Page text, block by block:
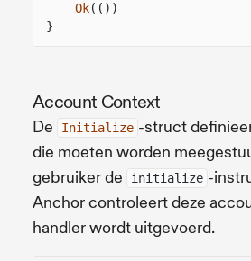
Ok(())
}
Account Context
De Initialize -struct
die moeten worden
gebruiker de
initialize -
Anchor controleert deze
handler wordt uitgevoerd.